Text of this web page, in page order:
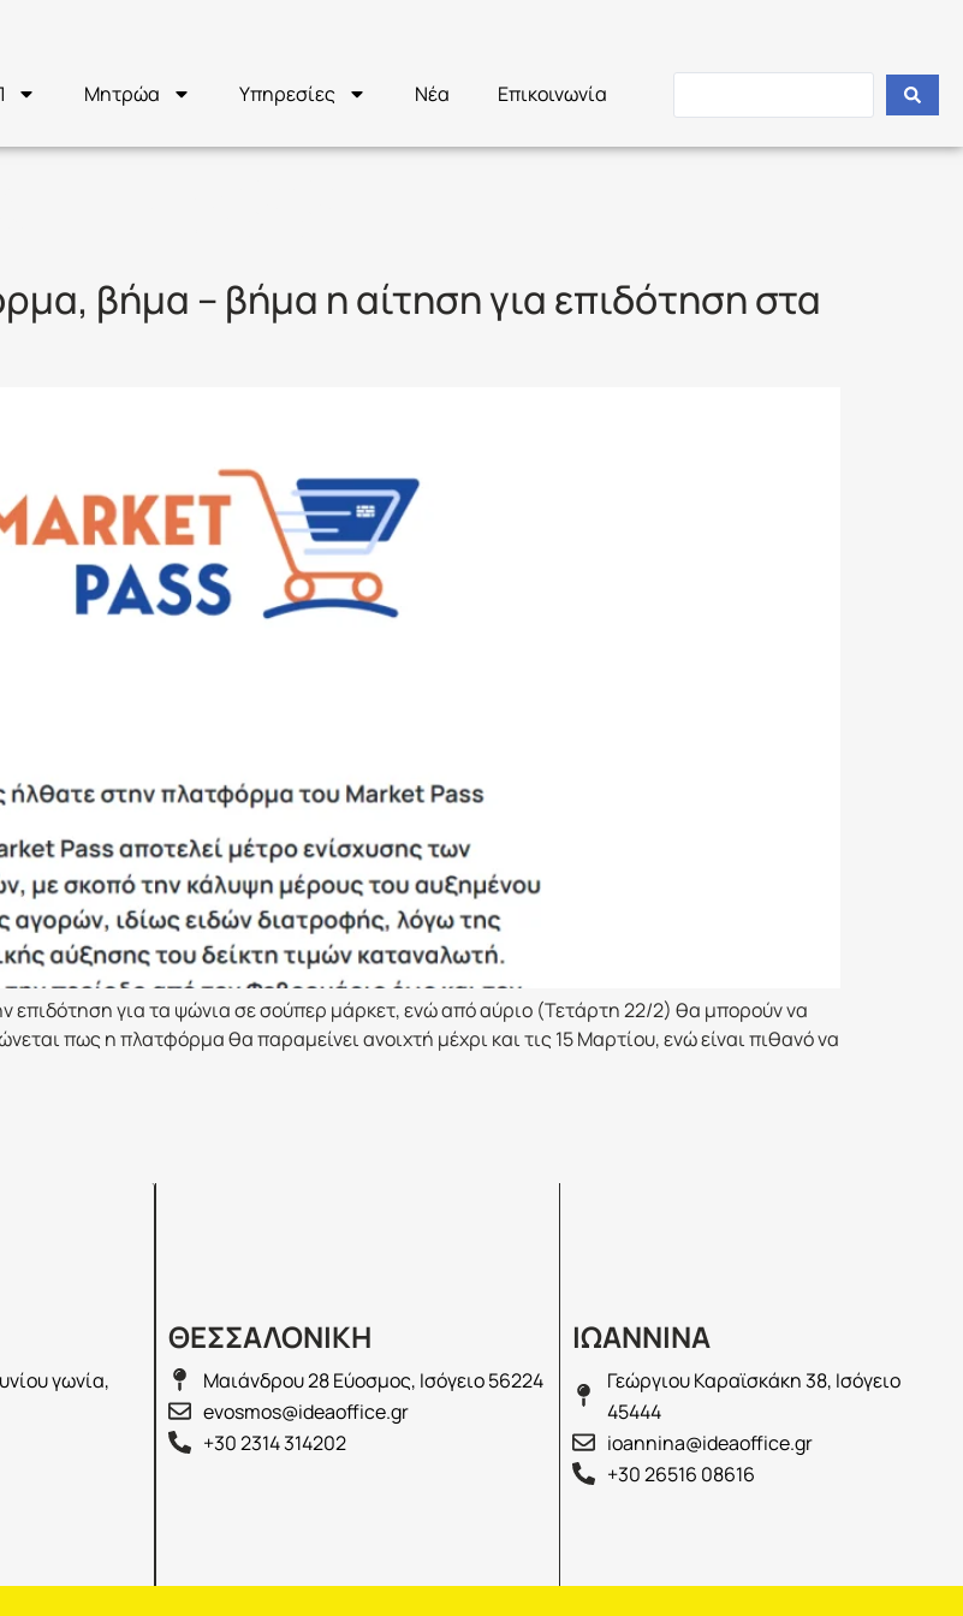
Μητρώα Υπηρεσίες Νέα Επικοινωνία
βήμα – βήμα η αίτηση για επιδότηση στα
επιδότηση για τα ψώνια σε σούπερ μάρκετ, ενώ από αύριο (Τετάρτη 22/2) θα μπορούν να
πως η πλατφόρμα θα παραμείνει ανοιχτή μέχρι και τις 15 Μαρτίου, ενώ είναι πιθανό να
γωνία,
ΘΕΣΣΑΛΟΝΙΚΗ
Μαιάνδρου 28 Εύοσμος, Ισόγειο 56224
evosmos@ideaoffice.gr
+30 2314 314202
ΙΩΑΝΝΙΝΑ
Γεώργιου Καραϊσκάκη 38, Ισόγειο
45444
ioannina@ideaoffice.gr
+30 26516 08616